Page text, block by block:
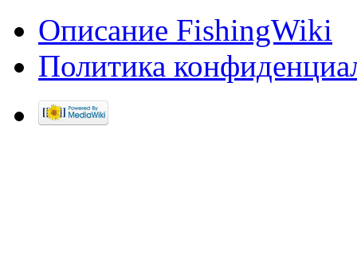
Описание FishingWiki
Политика